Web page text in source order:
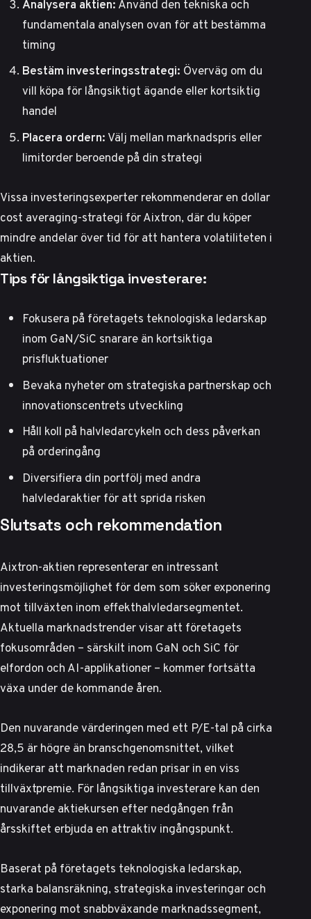
Analysera aktien:Använd den tekniska och
fundamentala analysen ovan för att bestämma
timing
Bestäm investeringsstrategi: Överväg om du
vill köpa för långsiktigt ägande eller kortsiktig
handel
Placera ordern:Välj mellan marknadspris eller
limitorder beroende på din strategi
Vissa investeringsexperterrekommenderar en dollar
cost averaging-strategi för Aixtron, där du köper
mindre andelar över tid för att hantera volatiliteten i
aktien.
Tips för långsiktiga investerare:
Fokusera på företagets teknologiska ledarskap
inom GaN/SiC snarare än kortsiktiga
prisfluktuationer
Bevaka nyheter om strategiska partnerskap och
innovationscentrets utveckling
Håll koll på halvledarcykeln och dess påverkan
på orderingång
Diversifiera din portfölj med andra
halvledaraktier för att sprida risken
Slutsats och rekommendation
Aixtron-aktien representerar en intressant
investeringsmöjlighet för dem som söker exponering
mot tillväxten inom effekthalvledarsegmentet.
Aktuella marknadstrendervisar att företagets
fokusområden – särskilt inom GaN och SiC för
elfordon och AI-applikationer – kommer fortsätta
växa under de kommande åren.
Den nuvarande värderingen med ett P/E-tal på cirka
28,5 är högre än branschgenomsnittet, vilket
indikerar att marknaden redan prisar in en viss
tillväxtpremie. För långsiktiga investerare kan den
nuvarande aktiekursen efter nedgången från
årsskiftet erbjuda en attraktiv ingångspunkt.
Baserat på företagets teknologiska ledarskap,
starka balansräkning, strategiska investeringar och
exponering mot snabbväxande marknadssegment,